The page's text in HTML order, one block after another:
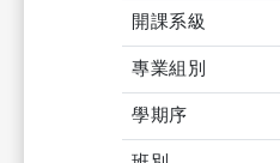
開課系級
專業組別
學期序